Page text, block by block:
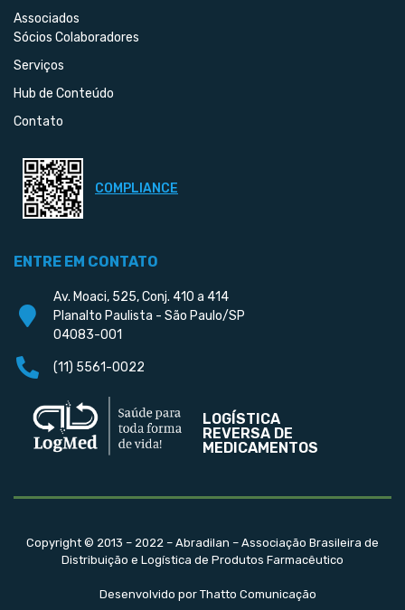
Associados
Sócios Colaboradores
Serviços
Hub de Conteúdo
Contato
COMPLIANCE
ENTRE EM CONTATO
Av. Moaci, 525, Conj. 410 a 414
Planalto Paulista - São Paulo/SP
04083-001
(11) 5561-0022
LOGÍSTICA
REVERSA DE
MEDICAMENTOS
Copyright © 2013 – 2022 – Abradilan – Associação Brasileira de
Distribuição e Logística de Produtos Farmacêutico
Desenvolvido por Thatto Comunicação